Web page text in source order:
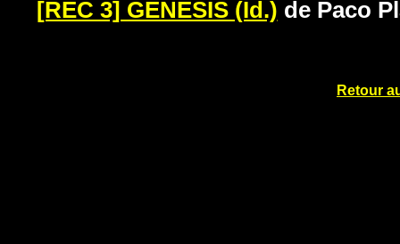
[REC 3] GENESIS (Id.) de Paco
Retour